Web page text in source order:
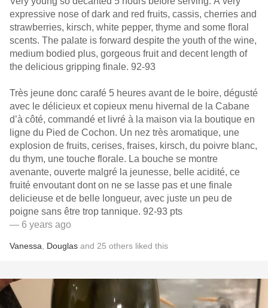
expressive nose of dark and red fruits, cassis, cherries and
strawberries, kirsch, white pepper, thyme and some floral
scents. The palate is forward despite the youth of the wine,
medium bodied plus, gorgeous fruit and decent length of
the delicious gripping finale. 92-93
Très jeune donc carafé 5 heures avant de le boire, dégusté
avec le délicieux et copieux menu hivernal de la Cabane
d’à côté, commandé et livré à la maison via la boutique en
ligne du Pied de Cochon. Un nez très aromatique, une
explosion de fruits, cerises, fraises, kirsch, du poivre blanc,
du thym, une touche florale. La bouche se montre
avenante, ouverte malgré la jeunesse, belle acidité, ce
fruité envoutant dont on ne se lasse pas et une finale
delicieuse et de belle longueur, avec juste un peu de
poigne sans être trop tannique. 92-93 pts
— 6 years ago
Vanessa Douglas and 25 others liked this